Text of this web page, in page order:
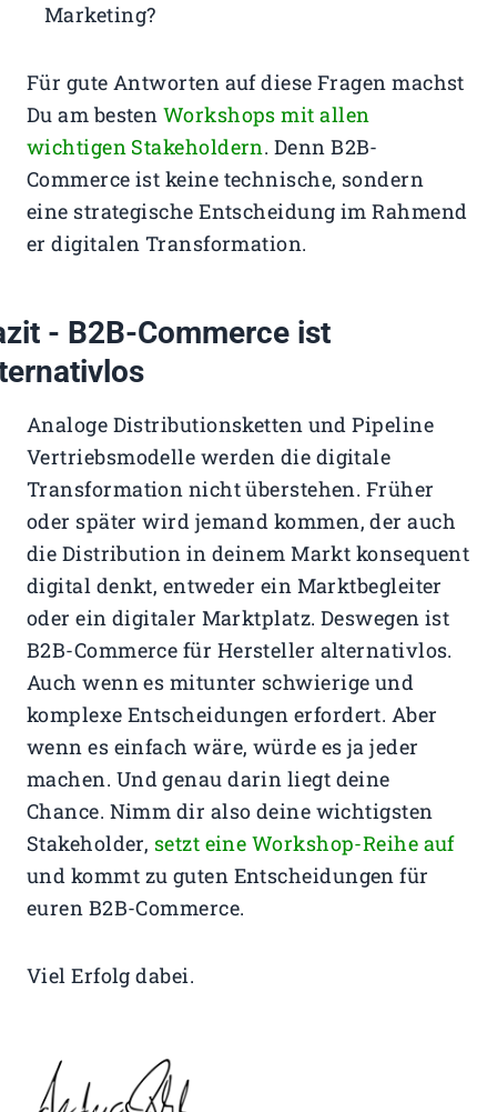
Marketing?
Für gute Antworten auf diese Fragen machst
Du am besten Workshops mit allen
wichtigen Stakeholdern. Denn B2B-
Commerce ist keine technische, sondern
eine strategische Entscheidung im Rahmend
er digitalen Transformation.
- B2B-Commerce ist
Analoge Distributionsketten und Pipeline
Vertriebsmodelle werden die digitale
Transformation nicht überstehen. Früher
oder später wird jemand kommen, der auch
die Distribution in deinem Markt konsequent
digital denkt, entweder ein Marktbegleiter
oder ein digitaler Marktplatz. Deswegen ist
B2B-Commerce für Hersteller alternativlos.
Auch wenn es mitunter schwierige und
komplexe Entscheidungen erfordert. Aber
wenn es einfach wäre, würde es ja jeder
machen. Und genau darin liegt deine
Chance. Nimm dir also deine wichtigsten
Stakeholder, setzt eine Workshop-Reihe auf
und kommt zu guten Entscheidungen für
euren B2B-Commerce.
Viel Erfolg dabei.